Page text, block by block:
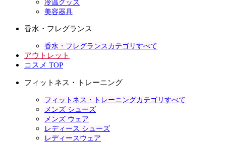
冷温グッズ
美容器具
香水・フレグランス
香水・フレグランスカテゴリすべて
アウトレット
コスメ TOP
フィットネス・トレーニング
フィットネス・トレーニングカテゴリすべて
メンズ シューズ
メンズ ウェア
レディース シューズ
レディースウェア